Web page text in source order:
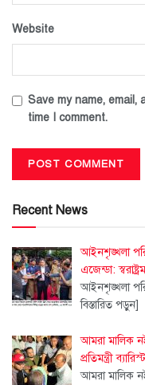
Website
Save my name,
time I comment.
Recent News
আইনশৃঙ্খলা
এজেন্ডা:
আইনশৃঙ্খলা
বিস্তারিত পড়ুন]
আমরা মালিক
প্রতিমন্ত্রী
আমরা মালিক